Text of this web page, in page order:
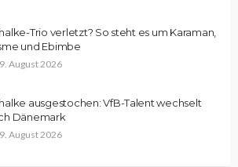
Trio verletzt? So steht es um Karaman,
und Ebimbe
9. August 2026
ausgestochen: VfB-Talent wechselt
Dänemark
9. August 2026